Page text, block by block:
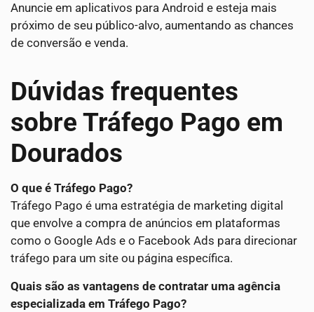
Anuncie em aplicativos para Android e esteja mais
próximo de seu público-alvo, aumentando as chances
de conversão e venda.
Dúvidas frequentes
sobre Tráfego Pago em
Dourados
O que é Tráfego Pago?
Tráfego Pago é uma estratégia de marketing digital
que envolve a compra de anúncios em plataformas
como o Google Ads e o Facebook Ads para direcionar
tráfego para um site ou página específica.
Quais são as vantagens de contratar uma agência
especializada em Tráfego Pago?